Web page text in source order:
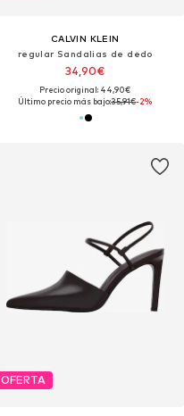
CALVIN KLEIN
regular Sandalias de dedo
34,90€
Precio original: 44,90€
Último precio más bajo:35,91€-2%
OFERTA